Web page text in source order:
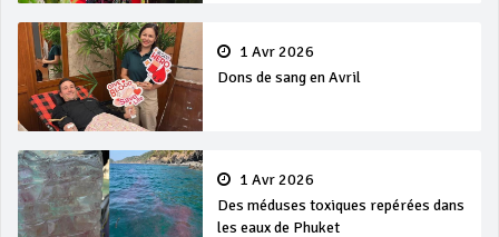
1 Avr 2026
Dons de sang en Avril
1 Avr 2026
Des méduses toxiques repérées dans
les eaux de Phuket